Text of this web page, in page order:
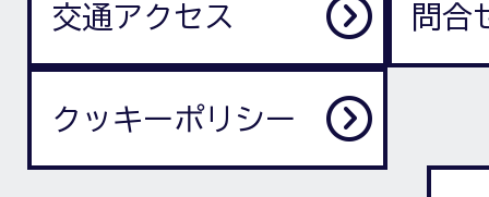
交通アクセス 問合
クッキーポリシー